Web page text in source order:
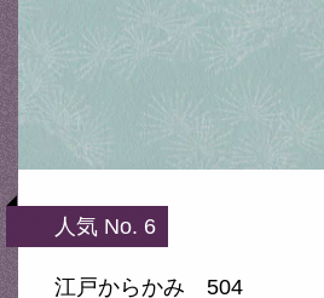
人気 No. 6
江戸からかみ 504